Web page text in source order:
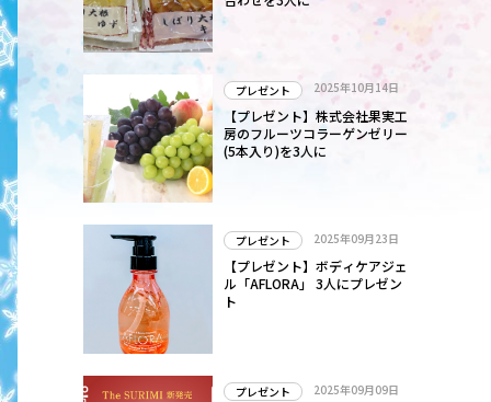
プレゼント 2025年10月14日
【プレゼント】株式会社果実工
房のフルーツコラーゲンゼリー
(5本入り)を3人に
プレゼント 2025年09月23日
【プレゼント】ボディケアジェ
ル「AFLORA」 3人にプレゼン
ト
プレゼント 2025年09月09日